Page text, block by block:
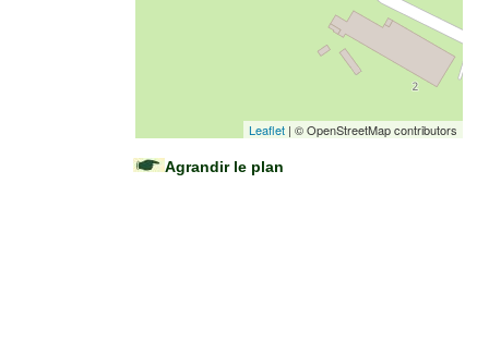
Leaflet | © OpenStreetMap contributors
Agrandir le plan